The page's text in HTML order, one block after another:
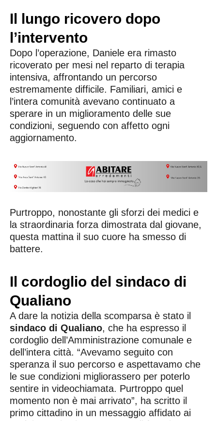
Il lungo ricovero dopo
l’intervento
Dopo l’operazione, Daniele era rimasto
ricoverato per mesi nel reparto di terapia
intensiva, affrontando un percorso
estremamente difficile. Familiari, amici e
l’intera comunità avevano continuato a
sperare in un miglioramento delle sue
condizioni, seguendo con affetto ogni
aggiornamento.
Purtroppo, nonostante gli sforzi dei medici e
la straordinaria forza dimostrata dal giovane,
questa mattina il suo cuore ha smesso di
battere.
Il cordoglio del sindaco di
Qualiano
A dare la notizia della scomparsa è stato il
sindaco di Qualiano, che ha espresso il
cordoglio dell’Amministrazione comunale e
dell’intera città. “Avevamo seguito con
speranza il suo percorso e aspettavamo che
le sue condizioni migliorassero per poterlo
sentire in videochiamata. Purtroppo quel
momento non è mai arrivato”, ha scritto il
primo cittadino in un messaggio affidato ai